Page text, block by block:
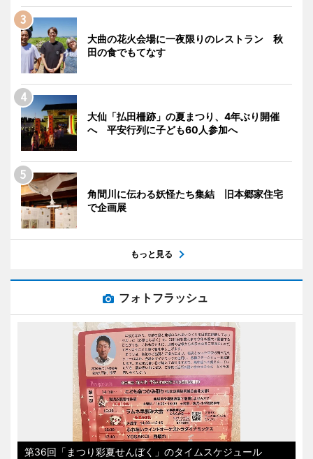
大曲の花火会場に一夜限りのレストラン 秋
田の食でもてなす
大仙「払田柵跡」の夏まつり、4年ぶり開催
へ 平安行列に子ども60人参加へ
角間川に伝わる妖怪たち集結 旧本郷家住宅
で企画展
もっと見る
フォトフラッシュ
第36回「まつり彩夏せんぼく」のタイムスケジュール